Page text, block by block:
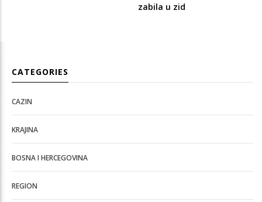
zabila u zid
CATEGORIES
CAZIN
KRAJINA
BOSNA I HERCEGOVINA
REGION